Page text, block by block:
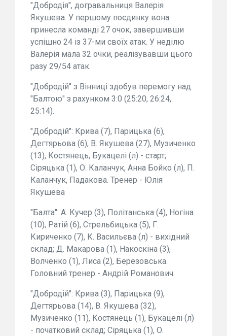
"Добродія", догравальниця Валерія
Якушева. У першому поєдинку вона
принесла команді 27 очок, завершивши
успішно 24 із 37-ми своїх атак. У неділю
Валерія мала 32 очки, реалізувавши цього
разу 29/54 атак.
"Добродій" з Вінниці здобув перемогу над
"Балтою" з рахунком 3:0 (25:20, 26:24,
25:14).
"Добродій": Крива (7), Парицька (6),
Дегтярьова (6), В. Якушева (27), Музиченко
(13), Костянець, Букацелі (л) - старт;
Сіряцька (1), О. Каланчук, Анна Бойко (л), П.
Каланчук, Падакова. Тренер - Юлія
Якушева
"Балта": А. Кучер (3), Політанська (4), Ногіна
(10), Ратій (6), Стрельбицька (5), Г.
Кириченко (7), К. Васильєва (л) - вихідний
склад; Д. Макарова (1), Накоскіна (3),
Волченко (1), Лиса (2), Березовська.
Головний тренер - Андрій Романович.
"Добродій": Крива (3), Парицька (9),
Дегтярьова (14), В. Якушева (32),
Музиченко (11), Костянець (1), Букацелі (л)
- початковий склад; Сіряцька (1), О.